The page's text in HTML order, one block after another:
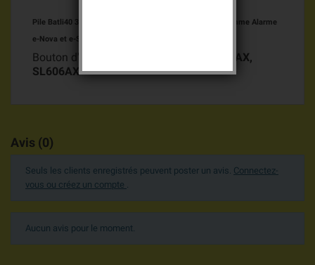
Pile Batli40 3v
pour bouton d'appel d'alerte ou confort Gamme Alarme
e-Nova et e-Sens DAITEM
Bouton d'appel d'alerte ou confort
SL605AX,
SL606AX
Avis (0)
Seuls les clients enregistrés peuvent poster un avis. Connectez-
vous ou créez un compte .
Aucun avis pour le moment.